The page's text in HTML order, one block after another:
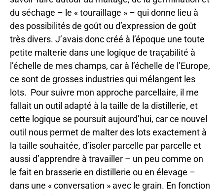
du séchage – le « touraillage » – qui donne lieu à
des possibilités de goût ou d’expression de goût
très divers. J’avais donc créé à l’époque une toute
petite malterie dans une logique de traçabilité à
l’échelle de mes champs, car à l’échelle de l’Europe,
ce sont de grosses industries qui mélangent les
lots. Pour suivre mon approche parcellaire, il me
fallait un outil adapté à la taille de la distillerie, et
cette logique se poursuit aujourd’hui, car ce nouvel
outil nous permet de malter des lots exactement à
la taille souhaitée, d’isoler parcelle par parcelle et
aussi d’apprendre à travailler – un peu comme on
le fait en brasserie en distillerie ou en élevage –
dans une « conversation » avec le grain. En fonction